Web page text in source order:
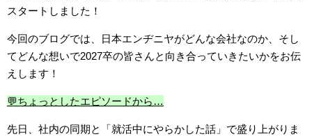
スタートしました！
今回のブログでは、日本エンヂニヤがどんな会社なのか、そし
てどんな想いで2027卒の皆さんと向き合っていきたいかをお伝
えします！
💬ちょっとしたエピソードから…
先日、社内の同期と「就活中にやらかした話」で盛り上がりま